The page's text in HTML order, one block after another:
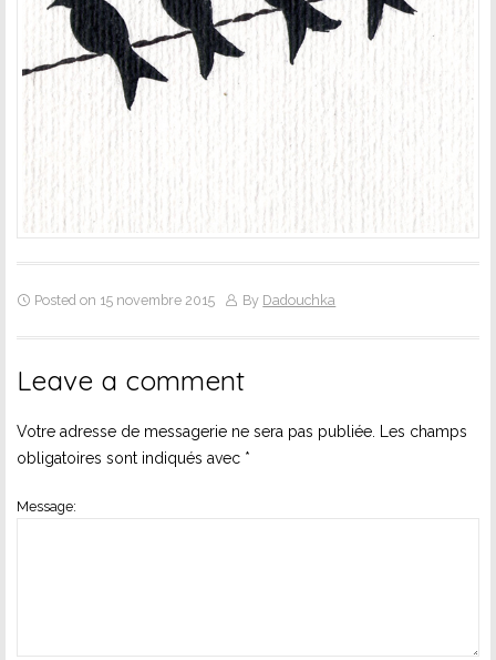
Posted on 15 novembre 2015 By Dadouchka
Leave a comment
Votre adresse de messagerie ne sera pas publiée.
Les champs
obligatoires sont indiqués avec *
Message: